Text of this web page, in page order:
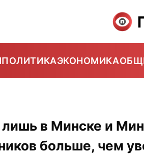
ПОЛИТИКАЭКОНОМИКА
в Минске и
больше, чем